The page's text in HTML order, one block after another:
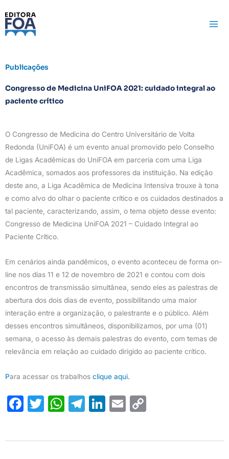
para
Publicações
Congresso de Medicina UniFOA 2021: cuidado integral ao
paciente crítico
O Congresso de Medicina do Centro Universitário de Volta
Redonda (UniFOA) é um evento anual promovido pelo Conselho
de Ligas Acadêmicas do UniFOA em parceria com uma Liga
Acadêmica, somados aos professores da instituição. Na edição
deste ano, a Liga Acadêmica de Medicina Intensiva trouxe à tona
e como alvo do olhar o paciente crítico e os cuidados destinados a
tal paciente, caracterizando, assim, o tema objeto desse evento:
Congresso de Medicina UniFOA 2021 – Cuidado Integral ao
Paciente Crítico.
Em cenários ainda pandêmicos, o evento aconteceu de forma on-
line nos dias 11 e 12 de novembro de 2021 e contou com dois
encontros de transmissão simultânea, sendo eles as palestras de
abertura dos dois dias de evento, possibilitando uma maior
interação entre a organização, o palestrante e o público. Além
desses encontros simultâneos, disponibilizamos, por uma (01)
semana, o acesso às demais palestras do evento, com temas de
relevância em relação ao cuidado dirigido ao paciente crítico.
Para acessar os trabalhos clique aqui.
F
c
T
it
W
at
T
e
Li
k
E
ail p